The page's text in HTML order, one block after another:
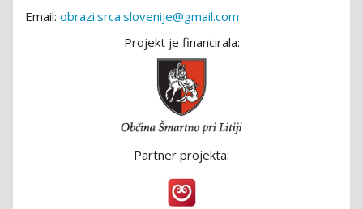
Email: obrazi.srca.slovenije@gmail.com
Projekt je financirala:
Partner projekta: